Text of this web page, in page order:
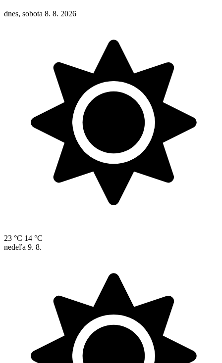
dnes, sobota 8. 8. 2026
23 °C 14 °C
nedeľa 9. 8.